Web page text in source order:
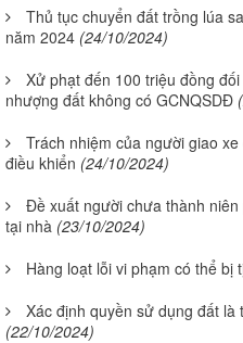
Thủ tục chuyển đất trồng lúa
năm 2024 (24/10/2024)
Xử phạt đến 100 triệu đồng
nhượng đất không có GCNQSDĐ
Trách nhiệm của người giao
điều khiển (24/10/2024)
Đề xuất người chưa thành
tại nhà (23/10/2024)
Hàng loạt lỗi vi phạm có thể bị
Xác định quyền sử dụng đất là
(22/10/2024)